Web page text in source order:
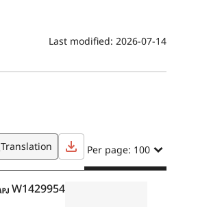
Last modified:2026-07-14
Translation Per page: 100
APJ
W1429954